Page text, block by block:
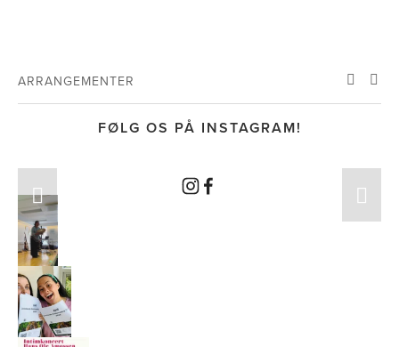
ARRANGEMENTER
FØLG OS PÅ INSTAGRAM!